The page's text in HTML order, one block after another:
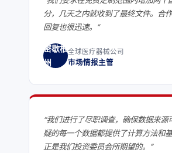
分，几天之内就收到了最终文件。合
回复也很迅速。”
密歇根
州
全球医疗器械公司
市场情报主管
“我们进行了尽职调查，确保数据来源
疑的每一个数据都提供了计算方法和
正是我们投资委员会所期望的。”